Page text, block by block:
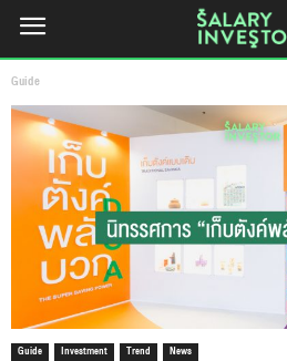
Guide
Guide Investment Trend News